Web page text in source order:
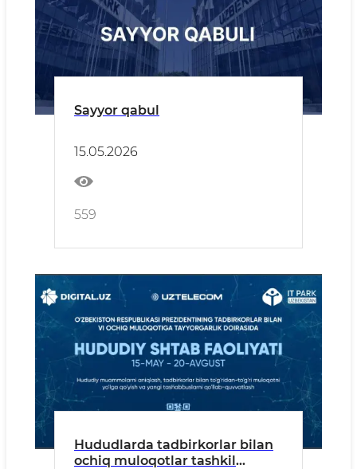
Sayyor qabul
15.05.2026
559
Hududlarda tadbirkorlar bilan
ochiq muloqotlar tashkil